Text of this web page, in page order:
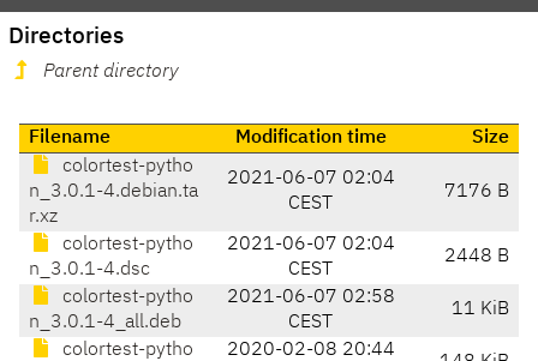
Directories
Parent directory
Filename Modification time
Size
colortest-pytho
n_3.0.1-4.debian.ta
r.xz
2021-06-07 02:04
CEST
7176 B
colortest-pytho
n_3.0.1-4.dsc
2021-06-07 02:04
CEST
2448 B
colortest-pytho
n_3.0.1-4_all.deb
2021-06-07 02:58
CEST
11 KiB
colortest-pytho
2020-02-08 20:44